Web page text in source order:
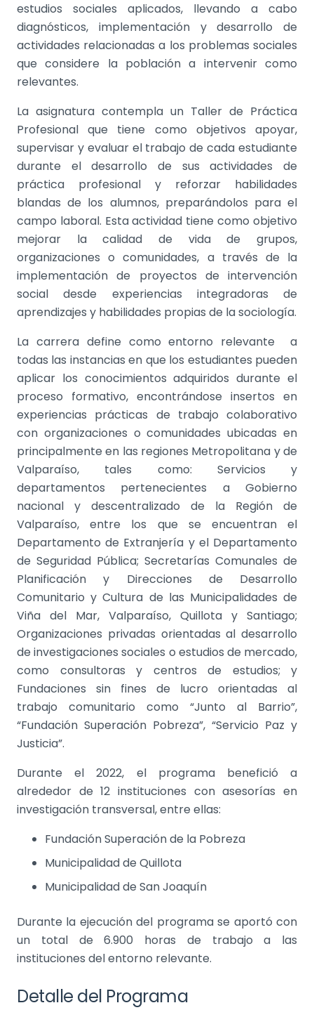
estudios sociales aplicados, llevando a cabo
diagnósticos, implementación y desarrollo de
actividades relacionadas a los problemas sociales
que considere la población a intervenir como
relevantes.
La asignatura contempla un Taller de Práctica
Profesional que tiene como objetivos apoyar,
supervisar y evaluar el trabajo de cada estudiante
durante el desarrollo de sus actividades de
práctica profesional y reforzar habilidades
blandas de los alumnos, preparándolos para el
campo laboral. Esta actividad tiene como objetivo
mejorar la calidad de vida de grupos,
organizaciones o comunidades, a través de la
implementación de proyectos de intervención
social desde experiencias integradoras de
aprendizajes y habilidades propias de la sociología.
La carrera define como entorno relevante a
todas las instancias en que los estudiantes pueden
aplicar los conocimientos adquiridos durante el
proceso formativo, encontrándose insertos en
experiencias prácticas de trabajo colaborativo
con organizaciones o comunidades ubicadas en
principalmente en las regiones Metropolitana y de
Valparaíso, tales como: Servicios y
departamentos pertenecientes a Gobierno
nacional y descentralizado de la Región de
Valparaíso, entre los que se encuentran el
Departamento de Extranjería y el Departamento
de Seguridad Pública; Secretarías Comunales de
Planificación y Direcciones de Desarrollo
Comunitario y Cultura de las Municipalidades de
Viña del Mar, Valparaíso, Quillota y Santiago;
Organizaciones privadas orientadas al desarrollo
de investigaciones sociales o estudios de mercado,
como consultoras y centros de estudios; y
Fundaciones sin fines de lucro orientadas al
trabajo comunitario como “Junto al Barrio”,
“Fundación Superación Pobreza”, “Servicio Paz y
Justicia”.
Durante el 2022, el programa benefició a
alrededor de 12 instituciones con asesorías en
investigación transversal, entre ellas:
Fundación Superación de la Pobreza
Municipalidad de Quillota
Municipalidad de San Joaquín
Durante la ejecución del programa se aportó con
un total de 6.900 horas de trabajo a las
instituciones del entorno relevante.
Detalle del Programa